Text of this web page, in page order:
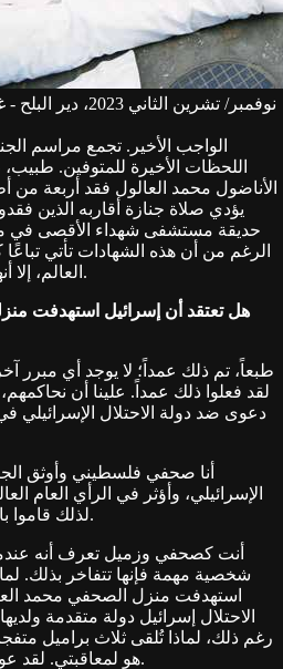
الواجب الأخير. تجمع مراسم
اللحظات الأخيرة للمتوفين.
الأناضول محمد العالول فقد أربعة من
يؤدي صلاة جنازة أقاربه الذين
حديقة مستشفى شهداء الأقصى في
الرغم من أن هذه الشهادات تأتي
العالم، إلا أنها لم تكن كافية لوقف المجازر.
هل تعتقد أن إسرائيل استهدفت
طبعاً، تم ذلك عمداً؛ لا يوجد أي مبرر
لقد فعلوا ذلك عمداً. علينا أن
دعوى ضد دولة الاحتلال الإسرائيلي
أنا صحفي فلسطيني وأوثق
الإسرائيلي، وأؤثر في الرأي العام
لذلك قاموا باستهداف منزلي وقُتلت عائلتي.
أنت كصحفي وزميل تعرف أنه عندما
شخصية مهمة فإنها تتفاخر بذلك.
استهدفت منزل الصحفي محمد
الاحتلال إسرائيل دولة متقدمة
رغم ذلك، لماذا تُلقى ثلاث براميل
هو لمعاقبتي. لقد عوقبنا بقتل عائلاتنا، بقتل أطفالنا.